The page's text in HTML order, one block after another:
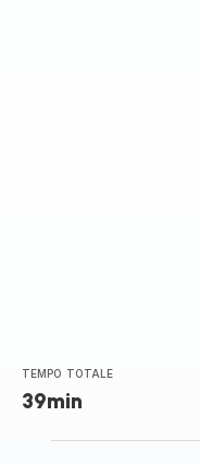
TEMPO TOTALE
39min